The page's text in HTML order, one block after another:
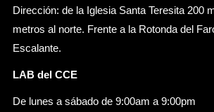
Dirección: de la Iglesia Santa Teresita 200
metros al norte. Frente a la Rotonda del
Escalante.
LAB del CCE
De lunes a sábado de 9:00am a 9:00pm